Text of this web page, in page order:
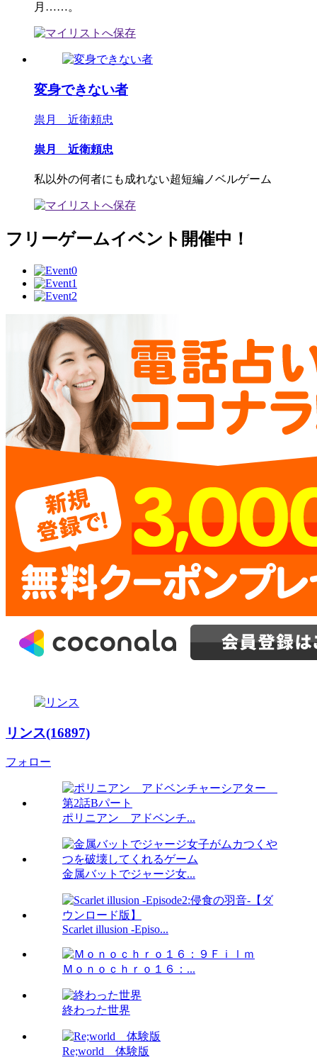
月……。
変身できない者
祟月 近衛頼忠
祟月 近衛頼忠
私以外の何者にも成れない超短編ノベルゲーム
フリーゲームイベント開催中！
リンス(16897)
フォロー
ポリニアン アドベンチ...
金属バットでジャージ女...
Scarlet illusion -Episo...
Ｍｏｎｏｃｈｒｏ１６：...
終わった世界
Re;world 体験版